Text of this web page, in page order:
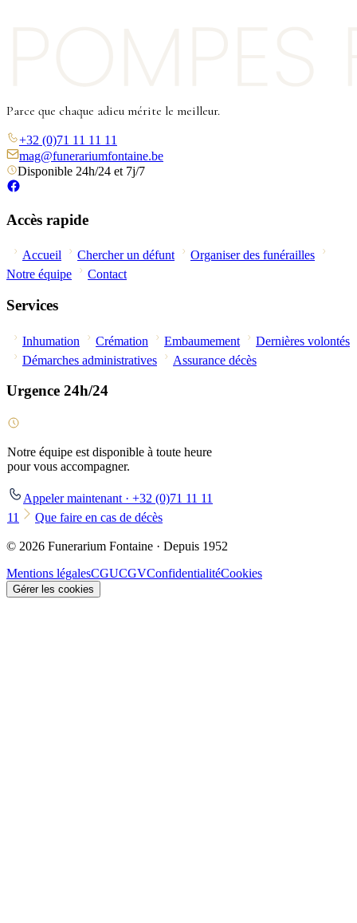
Parce que chaque adieu mérite le meilleur.
+32 (0)71 11 11 11
mag@funerariumfontaine.be
Disponible 24h/24 et 7j/7
Accès rapide
Accueil Chercher un défunt
Organiser des funérailles
Notre équipe
Contact
Services
Inhumation Crémation Embaumement
Dernières volontés
Démarches administratives
Assurance décès
Urgence 24h/24
Notre équipe est disponible à toute heure
pour vous accompagner.
Appeler maintenant · +32 (0)71 11 11
11
Que faire en cas de décès
© 2026 Funerarium Fontaine · Depuis 1952
Mentions légalesCGUCGVConfidentialitéCookies
Gérer les cookies